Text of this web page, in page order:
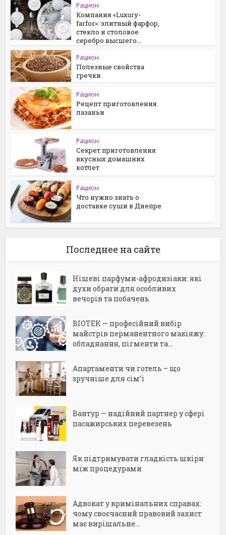
Рацион
Компания «Luxury-
farfor»: элитный фарфор,
стекло и столовое
серебро высшего...
Рацион
Полезные свойства
гречки
Рацион
Рецепт приготовления
лазаньи
Рацион
Секрет приготовления
вкусных домашних
котлет
Рацион
Что нужно знать о
доставке суши в Днепре
Последнее на сайте
Нішеві парфуми-афродизіаки: які
духи обрати для особливих
вечорів та побачень
BIOTEK — професійний вибір
майстрів перманентного макіяжу:
обладнання, пігменти та...
Апартаменти чи готель – що
зручніше для сім’ї
Вантур — надійний партнер у сфері
пасажирських перевезень
Як підтримувати гладкість шкіри
між процедурами
Адвокат у кримінальних справах:
чому своєчасний правовий захист
має вирішальне...